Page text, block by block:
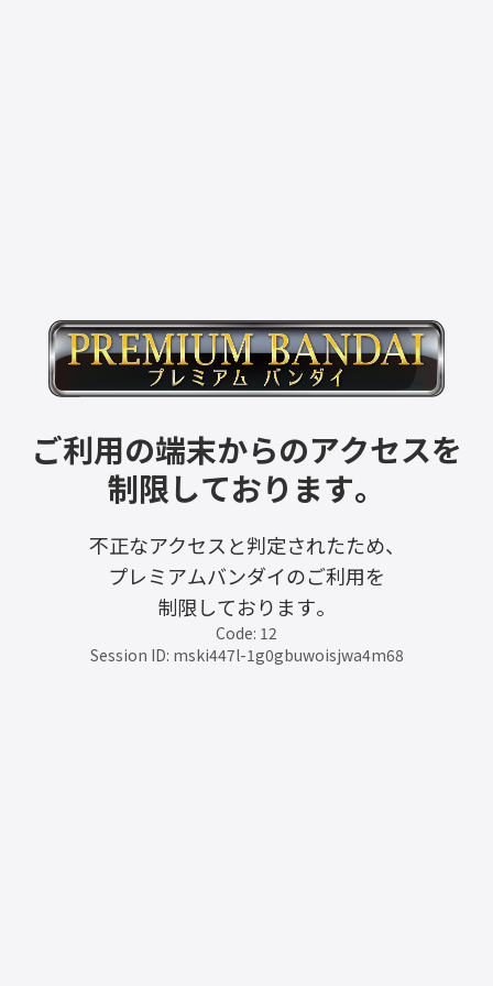
ご利用の端末からのアクセスを
制限しております。
不正なアクセスと判定されたため、
プレミアムバンダイのご利用を
制限しております。
Code: 12
Session ID: mski447l-1g0gbuwoisjwa4m68